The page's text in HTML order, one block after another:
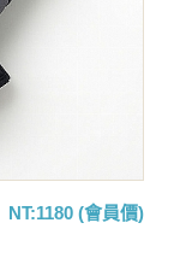
NT:1180 (會員價)